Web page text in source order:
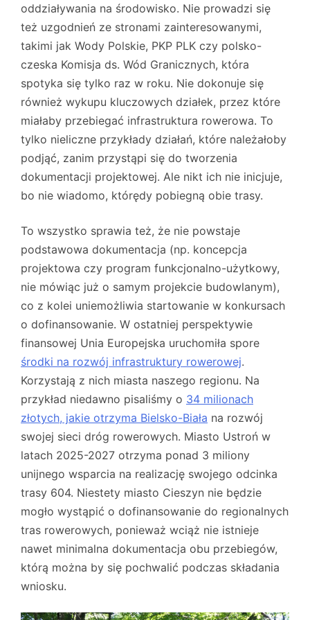
oddziaływania na środowisko. Nie prowadzi się
też uzgodnień ze stronami zainteresowanymi,
takimi jak Wody Polskie, PKP PLK czy polsko-
czeska Komisja ds. Wód Granicznych, która
spotyka się tylko raz w roku. Nie dokonuje się
również wykupu kluczowych działek, przez które
miałaby przebiegać infrastruktura rowerowa. To
tylko nieliczne przykłady działań, które należałoby
podjąć, zanim przystąpi się do tworzenia
dokumentacji projektowej. Ale nikt ich nie inicjuje,
bo nie wiadomo, którędy pobiegną obie trasy.
To wszystko sprawia też, że nie powstaje
podstawowa dokumentacja (np. koncepcja
projektowa czy program funkcjonalno-użytkowy,
nie mówiąc już o samym projekcie budowlanym),
co z kolei uniemożliwia startowanie w konkursach
o dofinansowanie. W ostatniej perspektywie
finansowej Unia Europejska uruchomiła spore
środki na rozwój infrastruktury rowerowej.
Korzystają z nich miasta naszego regionu. Na
przykład niedawno pisaliśmy o 34 milionach
złotych, jakie otrzyma Bielsko-Biała na rozwój
swojej sieci dróg rowerowych. Miasto Ustroń w
latach 2025-2027 otrzyma ponad 3 miliony
unijnego wsparcia na realizację swojego odcinka
trasy 604. Niestety miasto Cieszyn nie będzie
mogło wystąpić o dofinansowanie do regionalnych
tras rowerowych, ponieważ wciąż nie istnieje
nawet minimalna dokumentacja obu przebiegów,
którą można by się pochwalić podczas składania
wniosku.